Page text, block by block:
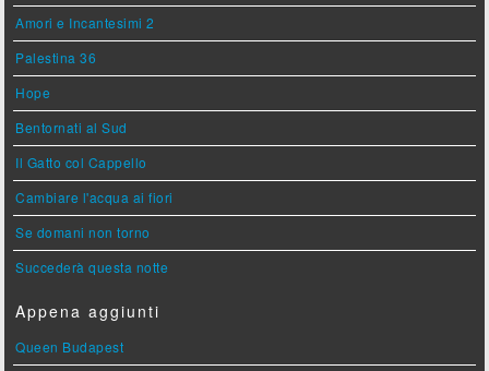
Amori e Incantesimi 2
Palestina 36
Hope
Bentornati al Sud
Il Gatto col Cappello
Cambiare l'acqua ai fiori
Se domani non torno
Succederà questa notte
Appena aggiunti
Queen Budapest